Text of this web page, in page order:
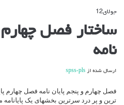
جولای12
ساختار
فصل
پایان
ساختار فصل چهارم
نامه
ارسال شده از spss-pls
فصل چهارم و پنجم پایان نامه فصل چهارم
ترین و پر درد سرترین بخشهای یک